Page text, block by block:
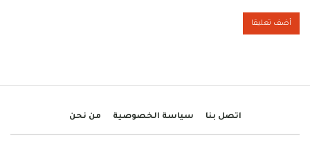
اتصل بنا سياسة الخصوصية من نحن